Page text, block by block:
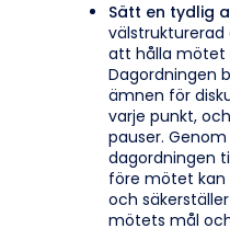
Sätt en tydlig
att hålla mötet
Dagordningen
ämnen för
varje punkt,
pauser.
dagordningen
före mötet kan
och
mötets mål